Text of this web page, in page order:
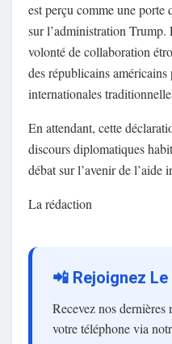
est perçu comme une
sur l’administration Trump.
volonté de collaboration
des républicains
internationales
En attendant, cette
discours diplomatiques
débat sur l’avenir de l’aide
La rédaction
📲 Rejoignez
Recevez nos
votre téléphone via